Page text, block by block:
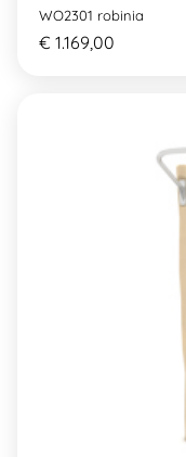
WO2301 robinia
€ 1.169,00